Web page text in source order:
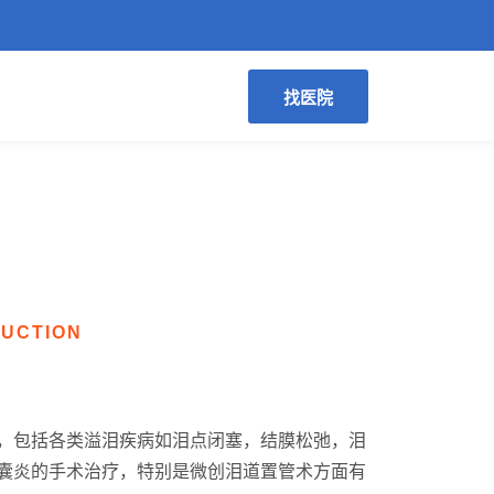
找医院
包括各类溢泪疾病如泪点闭塞，结膜松弛，泪
炎的手术治疗，特别是微创泪道置管术方面有